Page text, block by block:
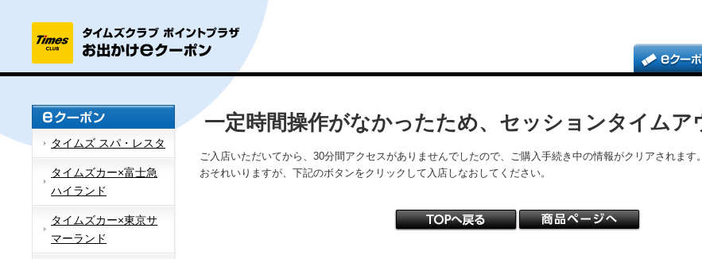
タイムズ スパ・レスタ
タイムズカー×富士急
ハイランド
タイムズカー×東京サ
マーランド
一定時間操作がなかったため、セッションタイムア
ご入店いただいてから、30分間アクセスがありませんでしたので、ご購入手続き中の情報がクリアされます。
おそれいりますが、下記のボタンをクリックして入店しなおしてください。